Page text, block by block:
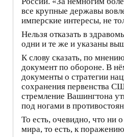
все крупные державы
имперские интересы, не
Нельзя отказать в
одни и те же и указаны
К слову сказать, по
документ по обороне. В
документы о стратегии
сохранения первенства
стремление Вашингтона
под ногами в
То есть, очевидно, что ни
мира, то есть, к